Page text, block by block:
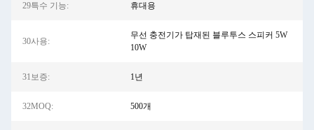
29특수 기능: 휴대용
30사용:
무선 충전기가 탑재된 블루투스 스피커 5W
10W
31보증: 1년
32MOQ: 500개